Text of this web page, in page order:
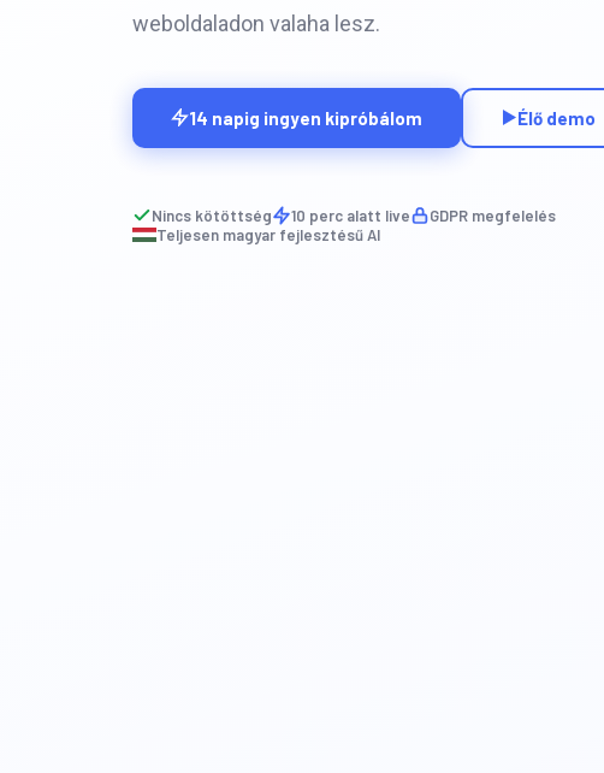
weboldaladon valaha lesz.
14 napig ingyen kipróbálom Élő demo
Nincs kötöttség 10 perc alatt live
GDPR megfelelés
Teljesen magyar fejlesztésű AI